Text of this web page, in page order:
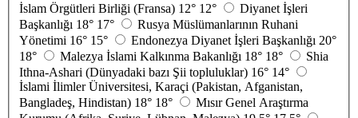
İslam Örgütleri Birliği (Fransa) 12° 12°
Diyanet İşleri
Başkanlığı 18° 17°
Rusya Müslümanlarının Ruhani
Yönetimi 16° 15° Endonezya Diyanet İşleri Başkanlığı 20°
18°
Malezya İslami Kalkınma Bakanlığı 18° 18°
Shia
Ithna-Ashari (Dünyadaki bazı Şii topluluklar) 16° 14°
İslami İlimler Üniversitesi, Karaçi (Pakistan, Afganistan,
Bangladeş, Hindistan) 18° 18°
Mısır Genel Araştırma